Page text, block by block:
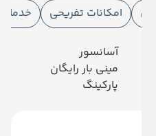
امکانات تفریحی خدمات
آسانسور
مینی بار رایگان
پارکینگ